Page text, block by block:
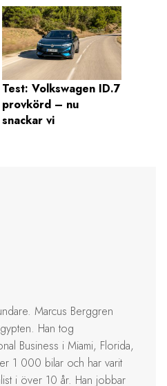
Test: Volkswagen ID.7
provkörd – nu
snackar vi
Marcus Berggren
Han tog
Business i Miami, Florida,
1 000 bilar och har varit
i över 10 år. Han jobbar